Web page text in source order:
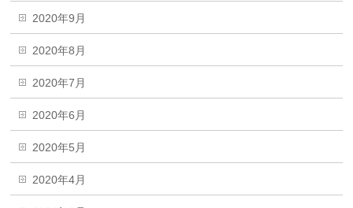
2020年9月
2020年8月
2020年7月
2020年6月
2020年5月
2020年4月